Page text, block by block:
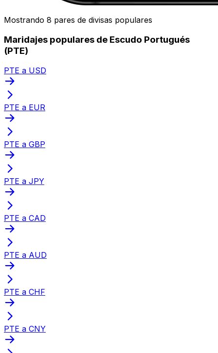
Mostrando 8 pares de divisas populares
Maridajes populares de Escudo Portugués
(PTE)
PTE a USD
PTE a EUR
PTE a GBP
PTE a JPY
PTE a CAD
PTE a AUD
PTE a CHF
PTE a CNY